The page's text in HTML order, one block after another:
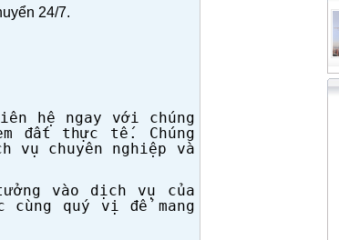
24/7.
hệ ngay với chúng
đất thực tế. Chúng
vụ chuyên nghiệp và
ưởng vào dịch vụ của
cùng quý vị để mang